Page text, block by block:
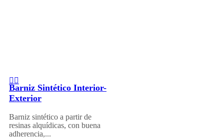
Barniz Sintético Interior-
Exterior
Barniz sintético a partir de
resinas alquídicas, con buena
adherencia,...